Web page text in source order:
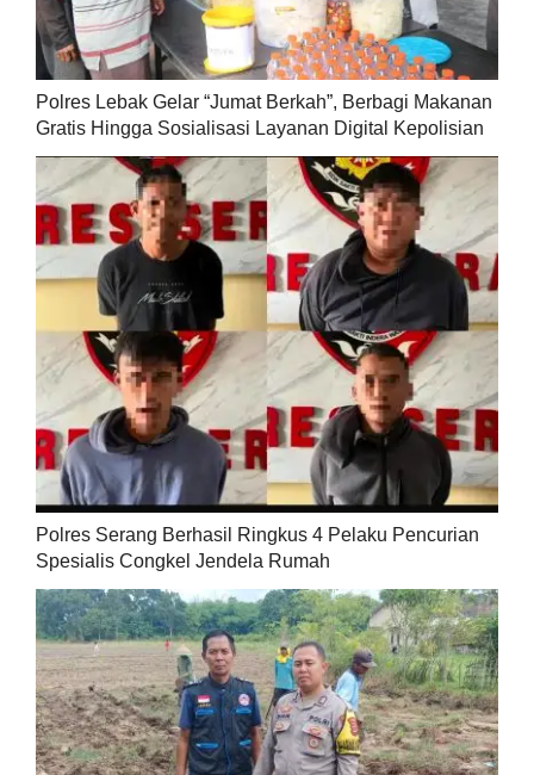
Polres Lebak Gelar “Jumat Berkah”, Berbagi Makanan
Gratis Hingga Sosialisasi Layanan Digital Kepolisian
Polres Serang Berhasil Ringkus 4 Pelaku Pencurian
Spesialis Congkel Jendela Rumah